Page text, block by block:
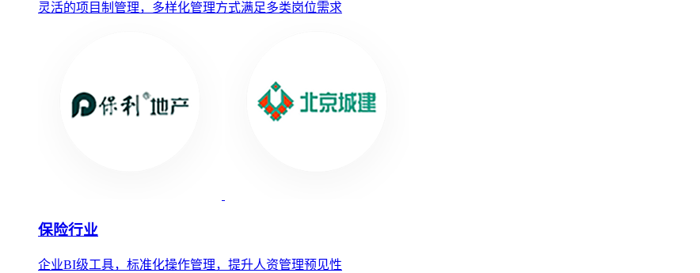
灵活的项目制管理，多样化管理方式满足多类岗位需求
保险行业
企业BI级工具，标准化操作管理，提升人资管理预见性